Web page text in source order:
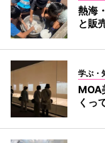
熱海
と販
学ぶ・
MOA
くっ